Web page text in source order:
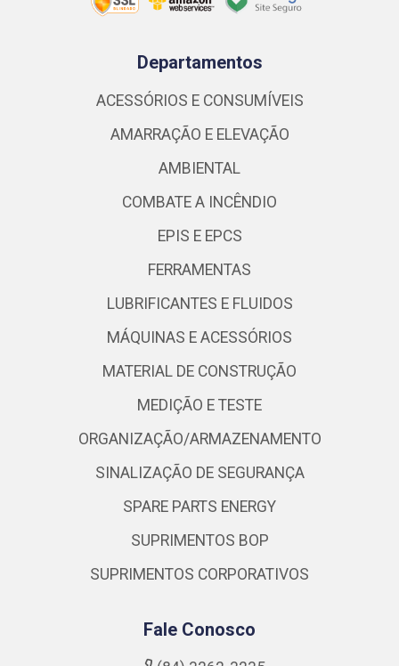
Departamentos
ACESSÓRIOS E CONSUMÍVEIS
AMARRAÇÃO E ELEVAÇÃO
AMBIENTAL
COMBATE A INCÊNDIO
EPIS E EPCS
FERRAMENTAS
LUBRIFICANTES E FLUIDOS
MÁQUINAS E ACESSÓRIOS
MATERIAL DE CONSTRUÇÃO
MEDIÇÃO E TESTE
ORGANIZAÇÃO/ARMAZENAMENTO
SINALIZAÇÃO DE SEGURANÇA
SPARE PARTS ENERGY
SUPRIMENTOS BOP
SUPRIMENTOS CORPORATIVOS
Fale Conosco